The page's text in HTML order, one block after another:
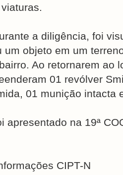
a diligência, foi
um objeto em um
Ao retornarem ao
01 revólver
01 munição
apresentado na 19ª
CIPT-N